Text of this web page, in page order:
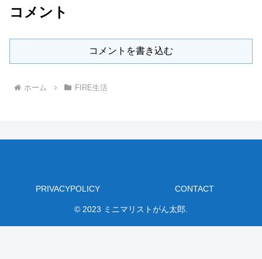
コメント
コメントを書き込む
ホーム FIRE生活
PRIVACYPOLICY CONTACT
© 2023 ミニマリストがん太郎.